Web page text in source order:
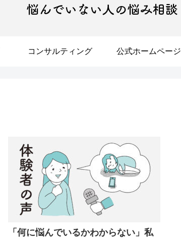
コンサルティング 公式ホームページ
「何に悩んでいるかわからない」私